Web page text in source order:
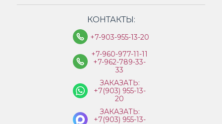
КОНТАКТЫ:
+7-903-955-13-20
+7-960-977-11-11
+7-962-789-33-
33
ЗАКАЗАТЬ:
+7(903) 955-13-
20
ЗАКАЗАТЬ:
+7(903) 955-13-